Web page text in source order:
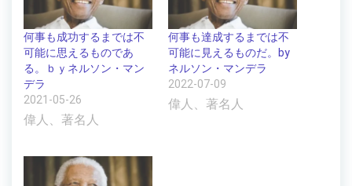
何事も成功するまでは不
可能に思えるものであ
る。ｂｙネルソン・マン
デラ
2021-05-26
偉人、著名人
何事も達成するまでは不
可能に見えるものだ。by
ネルソン・マンデラ
2022-07-09
偉人、著名人